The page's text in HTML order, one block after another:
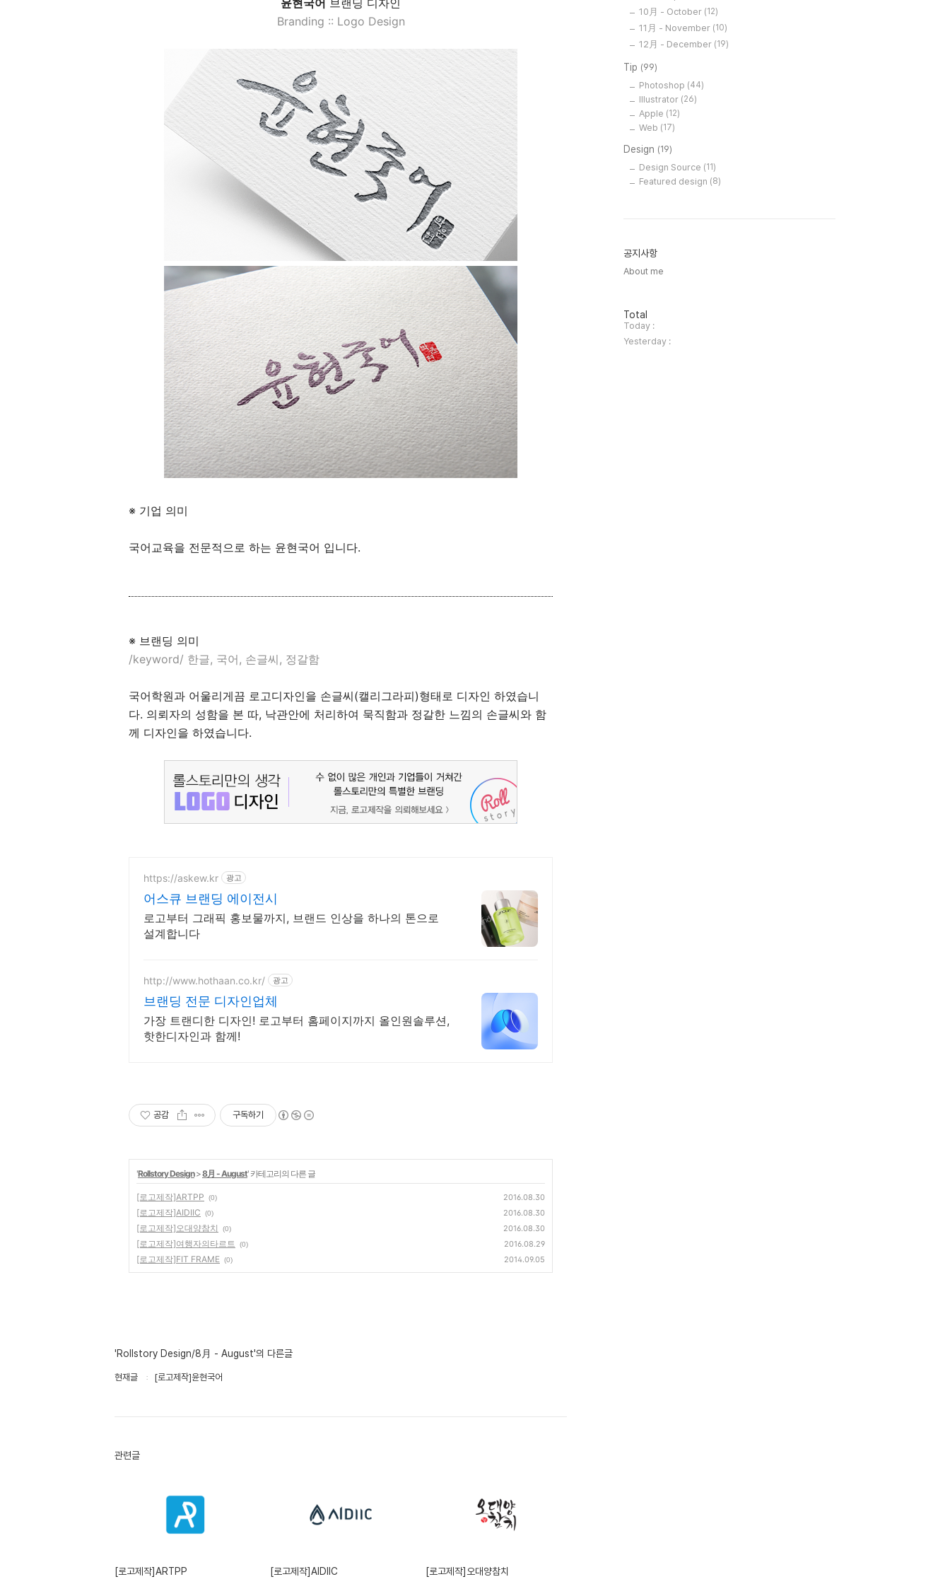
윤현국어 브랜딩 디자인
Branding :: Logo Design
※ 기업 의미
국어교육을 전문적으로 하는 윤현국어 입니다.
※ 브랜딩 의미
/keyword/ 한글, 국어, 손글씨, 정갈함
국어학원과 어울리게끔 로고디자인을 손글씨(캘리그라피)형태로 디자인 하였습니
다. 의뢰자의 성함을 본 따, 낙관안에 처리하여 묵직함과 정갈한 느낌의 손글씨와 함
께 디자인을 하였습니다.
https://askew.kr 광고
어스큐 브랜딩 에이전시
로고부터 그래픽 홍보물까지, 브랜드 인상을 하나의 톤으로
설계합니다
http://www.hothaan.co.kr/ 광고
브랜딩 전문 디자인업체
가장 트랜디한 디자인! 로고부터 홈페이지까지 올인원솔루션,
핫한디자인과 함께!
공감 구독하기
'Rollstory Design>8月 - August' 카테고리의 다른 글
[로고제작]ARTPP (0) 2016.08.30
[로고제작]AIDIIC (0) 2016.08.30
[로고제작]오대양참치 (0) 2016.08.30
[로고제작]여행자의타르트 (0) 2016.08.29
[로고제작]FIT FRAME (0) 2014.09.05
'Rollstory Design/8月 - August'의 다른글
현재글 [로고제작]윤현국어
관련글
[로고제작]ARTPP [로고제작]AIDIIC [로고제작]오대양참치
10月 - October (12)
11月 - November (10)
12月 - December (19)
Tip (99)
Photoshop (44)
Illustrator (26)
Apple (12)
Web (17)
Design (19)
Design Source (11)
Featured design (8)
공지사항
About me
방
문
자
수
Total
Today :
Yesterday :